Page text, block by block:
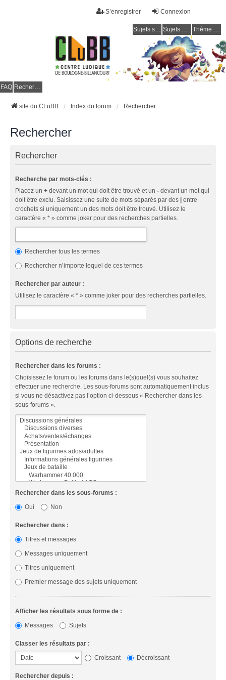
Connexion
S’enregistrer
Sujets sans réponse Sujets actifs Thème clair / foncé
FAQ Rechercher
site du CLuBB Index du forum Rechercher
Rechercher
Rechercher
Recherche par mots-clés :
Placez un + devant un mot qui doit être trouvé et un - devant un mot qui
doit être exclu. Saisissez une suite de mots séparés par des | entre
crochets si uniquement un des mots doit être trouvé. Utilisez le
caractère « * » comme joker pour des recherches partielles.
Rechercher tous les termes
Rechercher n’importe lequel de ces termes
Rechercher par auteur :
Utilisez le caractère « * » comme joker pour des recherches partielles.
Options de recherche
Rechercher dans les forums :
Choisissez le forum ou les forums dans le(s)quel(s) vous souhaitez
effectuer une recherche. Les sous-forums sont automatiquement inclus
si vous ne désactivez pas l’option ci-dessous « Rechercher dans les
sous-forums ».
Rechercher dans les sous-forums :
Oui
Non
Rechercher dans :
Titres et messages
Messages uniquement
Titres uniquement
Premier message des sujets uniquement
Afficher les résultats sous forme de :
Messages
Sujets
Classer les résultats par :
Croissant
Décroissant
Rechercher depuis :